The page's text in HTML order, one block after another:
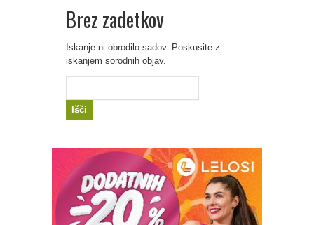
Brez zadetkov
Iskanje ni obrodilo sadov. Poskusite z
iskanjem sorodnih objav.